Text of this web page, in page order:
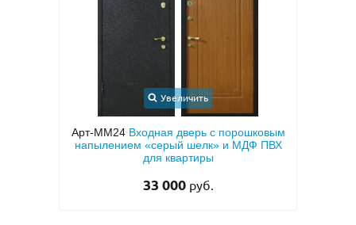
Входная дверь с порошковым
«серый шелк» и МДФ ПВХ
Арт-ММ50Входная
МДФ ПВХ коричневого